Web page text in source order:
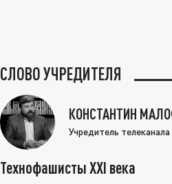
СЛОВО УЧРЕДИТЕЛЯ
КОНСТАНТИН
Учредитель
Технофашисты XXI века